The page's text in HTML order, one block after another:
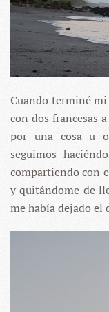
Cuando terminé
con dos francesas
por una cosa u
seguimos
compartiendo con
y quitándome de
me había dejado el